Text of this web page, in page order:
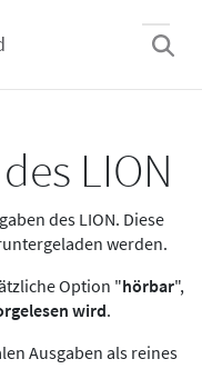
LION
des LION. Diese
werden.
Option "hörbar",
wird.
Ausgaben als reines